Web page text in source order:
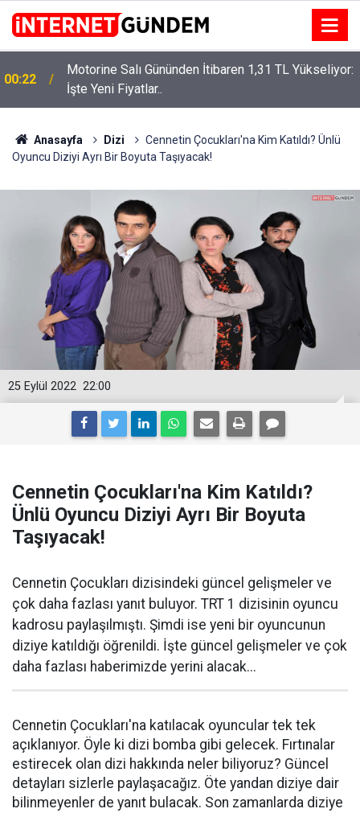
00:22
Motorine Salı Gününden İtibaren 1,31 TL Yükseliyor:
İşte Yeni Fiyatlar..
Anasayfa Dizi
Cennetin Çocukları'na Kim Katıldı? Ünlü
Oyuncu Diziyi Ayrı Bir Boyuta Taşıyacak!
22:00
25 Eylül 2022
Cennetin Çocukları'na Kim Katıldı?
Ünlü Oyuncu Diziyi Ayrı Bir Boyuta
Taşıyacak!
Cennetin Çocukları dizisindeki güncel gelişmeler ve
çok daha fazlası yanıt buluyor. TRT 1 dizisinin oyuncu
kadrosu paylaşılmıştı. Şimdi ise yeni bir oyuncunun
diziye katıldığı öğrenildi. İşte güncel gelişmeler ve çok
daha fazlası haberimizde yerini alacak...
Cennetin Çocukları'na katılacak oyuncular tek tek
açıklanıyor. Öyle ki dizi bomba gibi gelecek. Fırtınalar
estirecek olan dizi hakkında neler biliyoruz? Güncel
detayları sizlerle paylaşacağız. Öte yandan diziye dair
bilinmeyenler de yanıt bulacak. Son zamanlarda diziye